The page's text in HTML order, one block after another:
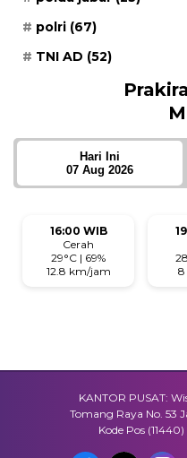
polri (67)
TNI AD (52)
Hari Ini
07 Aug 2026
16:00 WIB
Cerah
29°C | 69%
12.8 km/jam
KANTOR PUSAT:
Tomang Raya No. 53
Kode Pos